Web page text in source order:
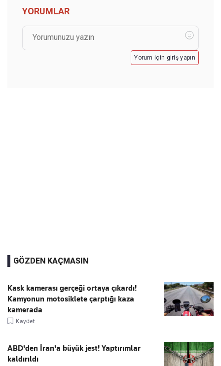
YORUMLAR
Yorum için giriş yapın
GÖZDEN KAÇMASIN
Kask kamerası gerçeği ortaya çıkardı!
Kamyonun motosiklete çarptığı kaza
kamerada
Kaydet
ABD'den İran'a büyük jest! Yaptırımlar
kaldırıldı